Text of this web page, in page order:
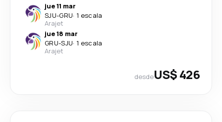
jue 11 mar
SJU-GRU· 1 escala
Arajet
jue 18 mar
GRU-SJU· 1 escala
Arajet
desdeUS$ 426